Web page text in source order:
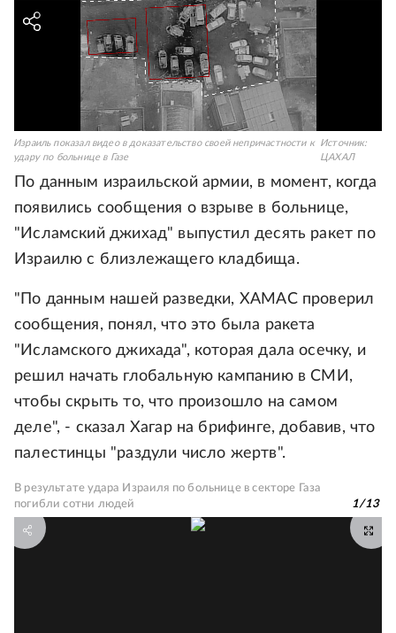
Израиль показал видео в доказательство своей непричастности к
удару по больнице в Газе
Источник:
ЦАХАЛ
По данным израильской армии, в момент, когда
появились сообщения о взрыве в больнице,
"Исламский джихад" выпустил десять ракет по
Израилю с близлежащего кладбища.
"По данным нашей разведки, ХАМАС проверил
сообщения, понял, что это была ракета
"Исламского джихада", которая дала осечку, и
решил начать глобальную кампанию в СМИ,
чтобы скрыть то, что произошло на самом
деле", - сказал Хагар на брифинге, добавив, что
палестинцы "раздули число жертв".
В результате удара Израиля по больнице в секторе Газа
погибли сотни людей
1/13